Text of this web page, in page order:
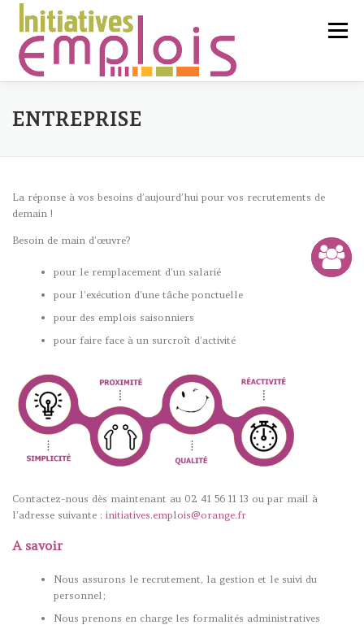
Aller
contenu
Menu
L’ASSOCIATION
CHERCHEURS D’EMPLOI
LIENS UTILES CONTACT
ENTREPRISE
La réponse à vos besoins d’aujourd’hui pour vos recrutements de
demain !
Besoin de main d’œuvre?
pour le remplacement d’un salarié
pour l’exécution d’une tâche ponctuelle
pour des emplois saisonniers
pour faire face à un surcroît d’activité
Contactez-nous dès maintenant au 02 41 56 11 13 ou par mail à
l’adresse suivante : initiatives.emplois@orange.fr
A savoir
Nous assurons le recrutement, la gestion et le suivi du
personnel;
Nous prenons en charge les formalités administratives